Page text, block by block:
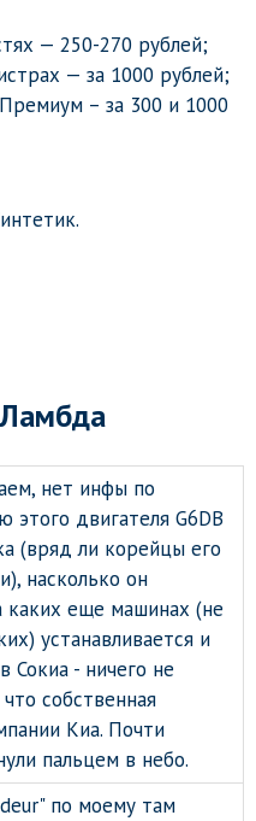
— 250-270 рублей;
— за 1000 рублей;
– за 300 и 1000
нет инфы по
этого двигателя G6DB
(вряд ли корейцы его
насколько он
каких еще машинах (не
устанавливается и
Сокиа - ничего не
собственная
Киа. Почти
пальцем в небо.
по моему там